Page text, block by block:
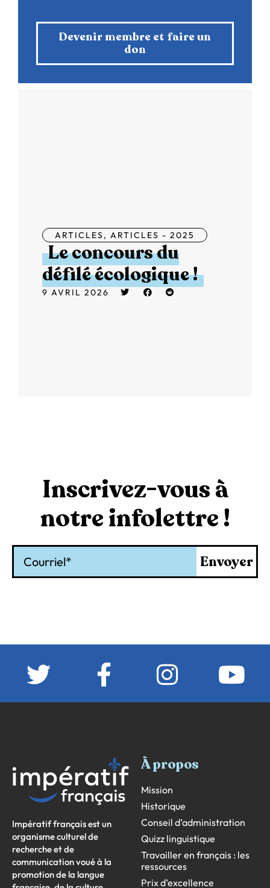
Devenir membre et faire un
don
ARTICLES, ARTICLES - 2025
Le concours du
défilé écologique !
9 AVRIL 2026
Inscrivez-vous à
notre infolettre !
Envoyer
Impératif français est un
organisme culturel de
recherche et de
communication voué à la
promotion de la langue
À propos
Mission
Historique
Conseil d’administration
Quizz linguistique
Travailler en français : les
ressources
Prix d’excellence